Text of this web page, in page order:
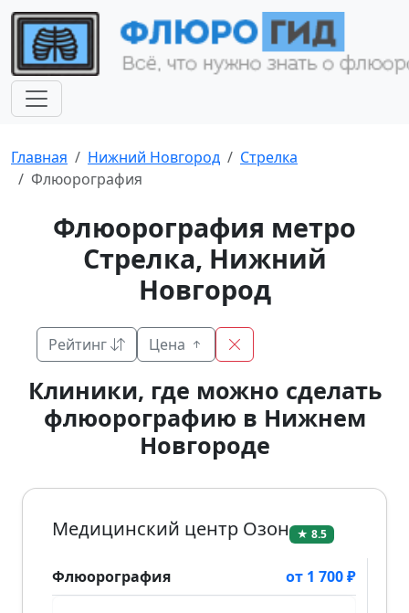
Главная Нижний Новгород
Стрелка
Флюорография
Флюорография метро
Стрелка, Нижний
Новгород
Рейтинг Цена
Клиники, где можно сделать
флюорографию в Нижнем
Новгороде
Медицинский центр Озон ★ 8.5
Флюорография от 1 700 ₽